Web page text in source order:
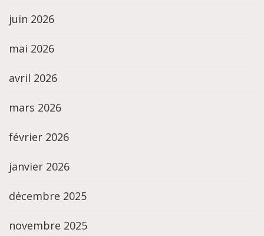
juin 2026
mai 2026
avril 2026
mars 2026
février 2026
janvier 2026
décembre 2025
novembre 2025